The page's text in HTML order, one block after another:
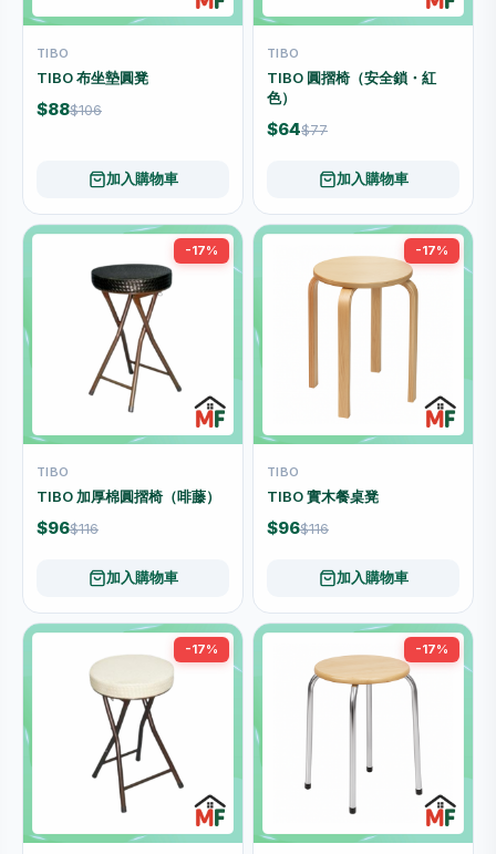
TIBO
TIBO 布坐墊圓凳
$88$106
加入購物車
TIBO
TIBO 圓摺椅（安全鎖・紅
色）
$64$77
加入購物車
-17%
TIBO
TIBO 加厚棉圓摺椅（啡藤）
$96$116
加入購物車
-17%
TIBO
TIBO 實木餐桌凳
$96$116
加入購物車
-17% -17%